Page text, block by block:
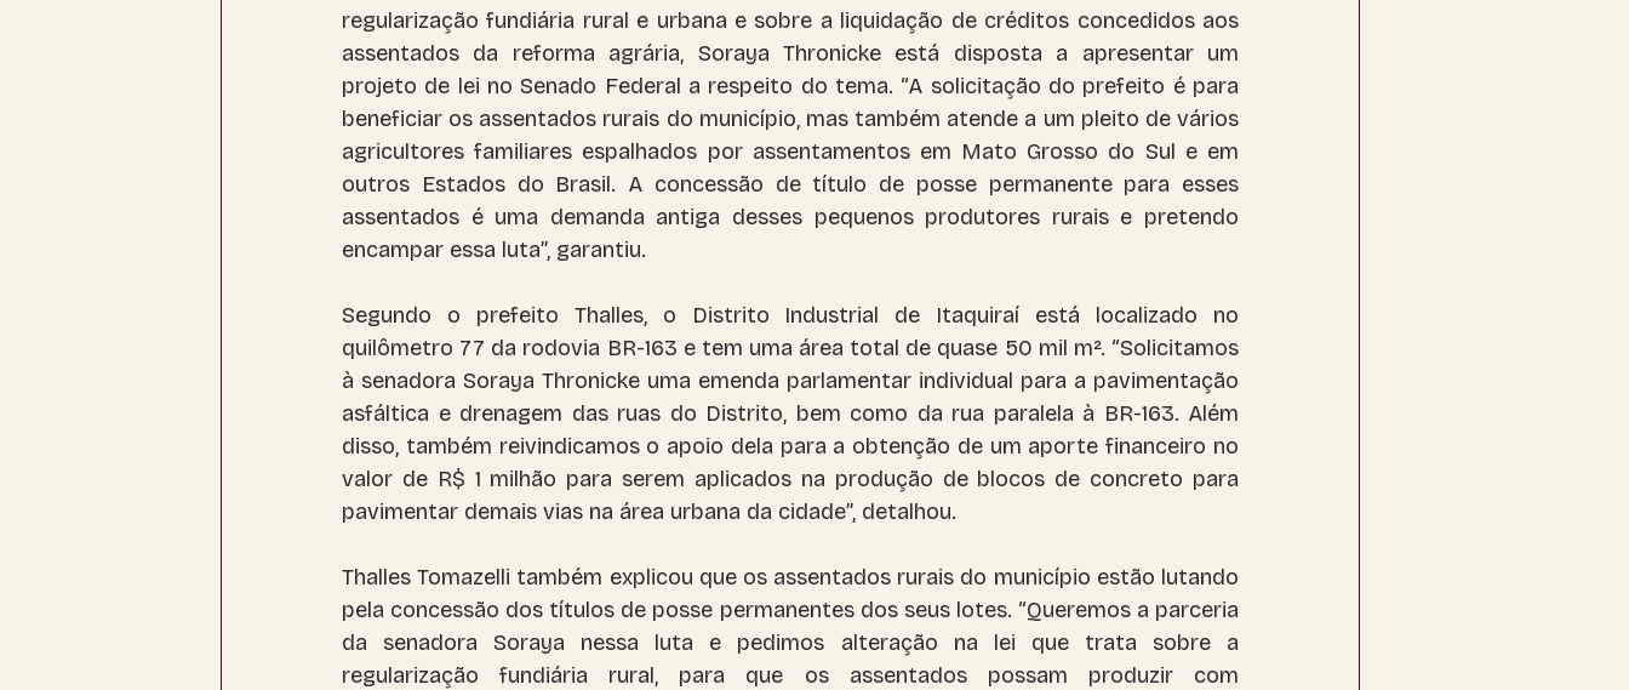
regularização fundiária rural e urbana e sobre a liquidação de créditos concedidos aos
assentados da reforma agrária, Soraya Thronicke está disposta a apresentar um
projeto de lei no Senado Federal a respeito do tema. “A solicitação do prefeito é para
beneficiar os assentados rurais do município, mas também atende a um pleito de vários
agricultores familiares espalhados por assentamentos em Mato Grosso do Sul e em
outros Estados do Brasil. A concessão de título de posse permanente para esses
assentados é uma demanda antiga desses pequenos produtores rurais e pretendo
encampar essa luta”, garantiu.
Segundo o prefeito Thalles, o Distrito Industrial de Itaquiraí está localizado no
quilômetro 77 da rodovia BR-163 e tem uma área total de quase 50 mil m². “Solicitamos
à senadora Soraya Thronicke uma emenda parlamentar individual para a pavimentação
asfáltica e drenagem das ruas do Distrito, bem como da rua paralela à BR-163. Além
disso, também reivindicamos o apoio dela para a obtenção de um aporte financeiro no
valor de R$ 1 milhão para serem aplicados na produção de blocos de concreto para
pavimentar demais vias na área urbana da cidade”, detalhou.
Thalles Tomazelli também explicou que os assentados rurais do município estão lutando
pela concessão dos títulos de posse permanentes dos seus lotes. “Queremos a parceria
da senadora Soraya nessa luta e pedimos alteração na lei que trata sobre a
regularização fundiária rural, para que os assentados possam produzir com